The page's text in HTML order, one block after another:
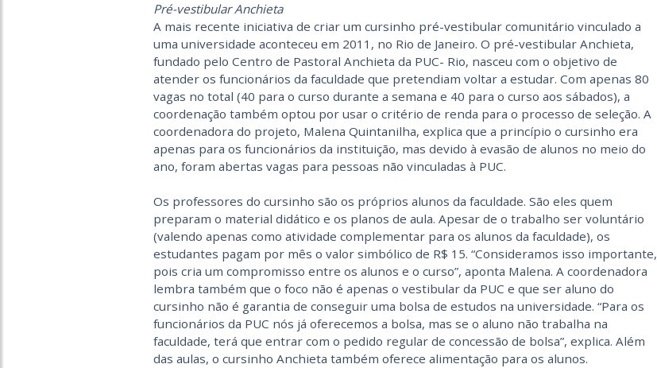
Pré-vestibular Anchieta
A mais recente iniciativa de criar um cursinho pré-vestibular comunitário vinculado a
uma universidade aconteceu em 2011, no Rio de Janeiro. O pré-vestibular Anchieta,
fundado pelo Centro de Pastoral Anchieta da PUC- Rio, nasceu com o objetivo de
atender os funcionários da faculdade que pretendiam voltar a estudar. Com apenas 80
vagas no total (40 para o curso durante a semana e 40 para o curso aos sábados), a
coordenação também optou por usar o critério de renda para o processo de seleção. A
coordenadora do projeto, Malena Quintanilha, explica que a princípio o cursinho era
apenas para os funcionários da instituição, mas devido à evasão de alunos no meio do
ano, foram abertas vagas para pessoas não vinculadas à PUC.
Os professores do cursinho são os próprios alunos da faculdade. São eles quem
preparam o material didático e os planos de aula. Apesar de o trabalho ser voluntário
(valendo apenas como atividade complementar para os alunos da faculdade), os
estudantes pagam por mês o valor simbólico de R$ 15. “Consideramos isso importante,
pois cria um compromisso entre os alunos e o curso”, aponta Malena. A coordenadora
lembra também que o foco não é apenas o vestibular da PUC e que ser aluno do
cursinho não é garantia de conseguir uma bolsa de estudos na universidade. “Para os
funcionários da PUC nós já oferecemos a bolsa, mas se o aluno não trabalha na
faculdade, terá que entrar com o pedido regular de concessão de bolsa”, explica. Além
das aulas, o cursinho Anchieta também oferece alimentação para os alunos.